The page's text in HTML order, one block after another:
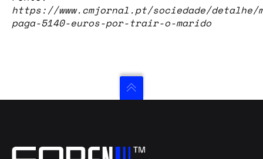
https://www.cmjornal.pt/sociedade/detalhe/
paga-5140-euros-por-trair-o-marido